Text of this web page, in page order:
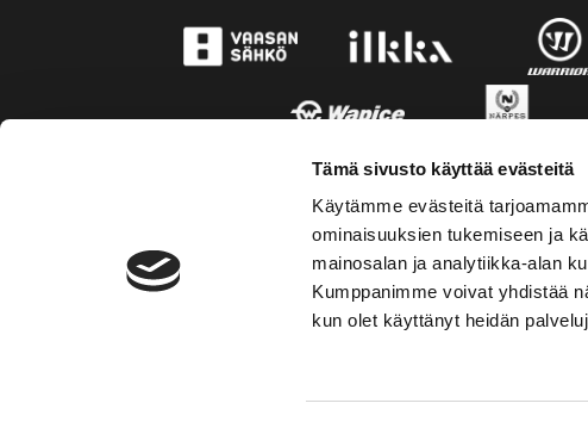
Tämä sivusto käyttää evästeitä
Käytämme evästeitä
ominaisuuksien tukemiseen ja
mainosalan ja analytiikka-alan
Kumppanimme voivat yhdistää
kun olet käyttänyt heidän